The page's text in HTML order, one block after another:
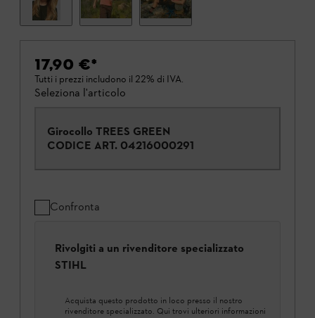
17,90 €*
Tutti i prezzi includono il 22% di IVA.
Seleziona l'articolo
Girocollo TREES GREEN
CODICE ART. 04216000291
Confronta
Rivolgiti a un rivenditore specializzato
STIHL
Acquista questo prodotto in loco presso il nostro
rivenditore specializzato. Qui trovi ulteriori informazioni